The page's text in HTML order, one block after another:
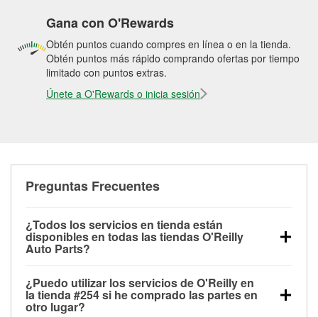
Gana con O'Rewards
Obtén puntos cuando compres en línea o en la tienda.
Obtén puntos más rápido comprando ofertas por tiempo
limitado con puntos extras.
Únete a O'Rewards o inicia sesión
Preguntas Frecuentes
¿Todos los servicios en tienda están
disponibles en todas las tiendas O'Reilly
Auto Parts?
las pruebas de batería, pruebas de alternador y
motor de arranque, revisión de la luz “Check Engine”
¿Puedo utilizar los servicios de O'Reilly en
la tienda #254 si he comprado las partes en
otro lugar?